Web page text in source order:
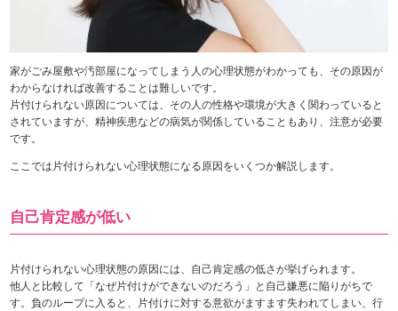
家がごみ屋敷や汚部屋になってしまう人の心理状態がわかっても、その原因が
わからなければ改善することは難しいです。
片付けられない原因については、その人の性格や環境が大きく関わっていると
されていますが、精神疾患などの病気が関係していることもあり、注意が必要
です。
ここでは片付けられない心理状態になる原因をいくつか解説します。
自己肯定感が低い
片付けられない心理状態の原因には、自己肯定感の低さが挙げられます。
他人と比較して「なぜ片付けができないのだろう」と自己嫌悪に陥りがちで
す。負のループに入ると、片付けに対する意欲がますます失われてしまい、行